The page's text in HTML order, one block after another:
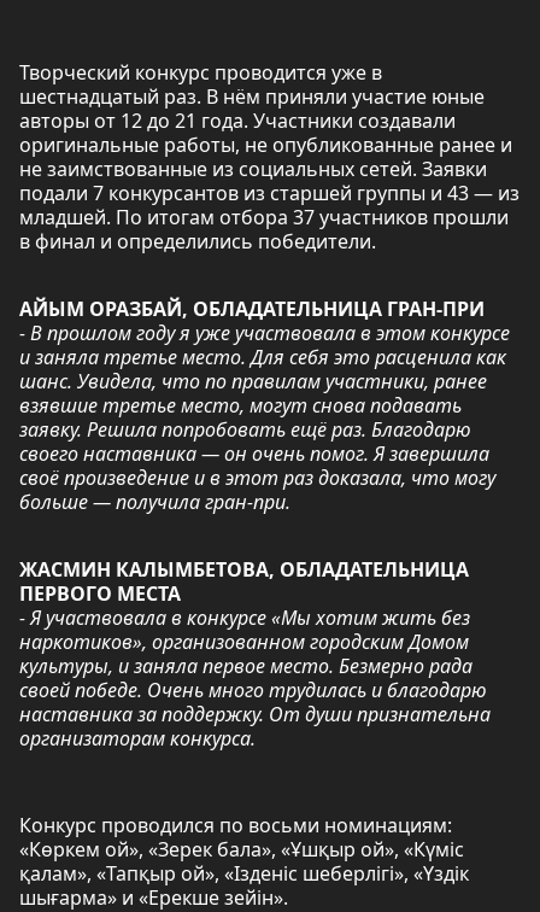
Творческий конкурс проводится уже в
шестнадцатый раз. В нём приняли участие юные
авторы от 12 до 21 года. Участники создавали
оригинальные работы, не опубликованные ранее и
не заимствованные из социальных сетей. Заявки
подали 7 конкурсантов из старшей группы и 43 — из
младшей. По итогам отбора 37 участников прошли
в финал и определились победители.
АЙЫМ ОРАЗБАЙ, ОБЛАДАТЕЛЬНИЦА ГРАН-ПРИ
- В прошлом году я уже участвовала в этом конкурсе
и заняла третье место. Для себя это расценила как
шанс. Увидела, что по правилам участники, ранее
взявшие третье место, могут снова подавать
заявку. Решила попробовать ещё раз. Благодарю
своего наставника — он очень помог. Я завершила
своё произведение и в этот раз доказала, что могу
больше — получила гран-при.
ЖАСМИН КАЛЫМБЕТОВА, ОБЛАДАТЕЛЬНИЦА
ПЕРВОГО МЕСТА
- Я участвовала в конкурсе «Мы хотим жить без
наркотиков», организованном городским Домом
культуры, и заняла первое место. Безмерно рада
своей победе. Очень много трудилась и благодарю
наставника за поддержку. От души признательна
организаторам конкурса.
Конкурс проводился по восьми номинациям:
«Көркем ой», «Зерек бала», «Ұшқыр ой», «Күміс
қалам», «Тапқыр ой», «Ізденіс шеберлігі», «Үздік
шығарма» и «Ерекше зейін».